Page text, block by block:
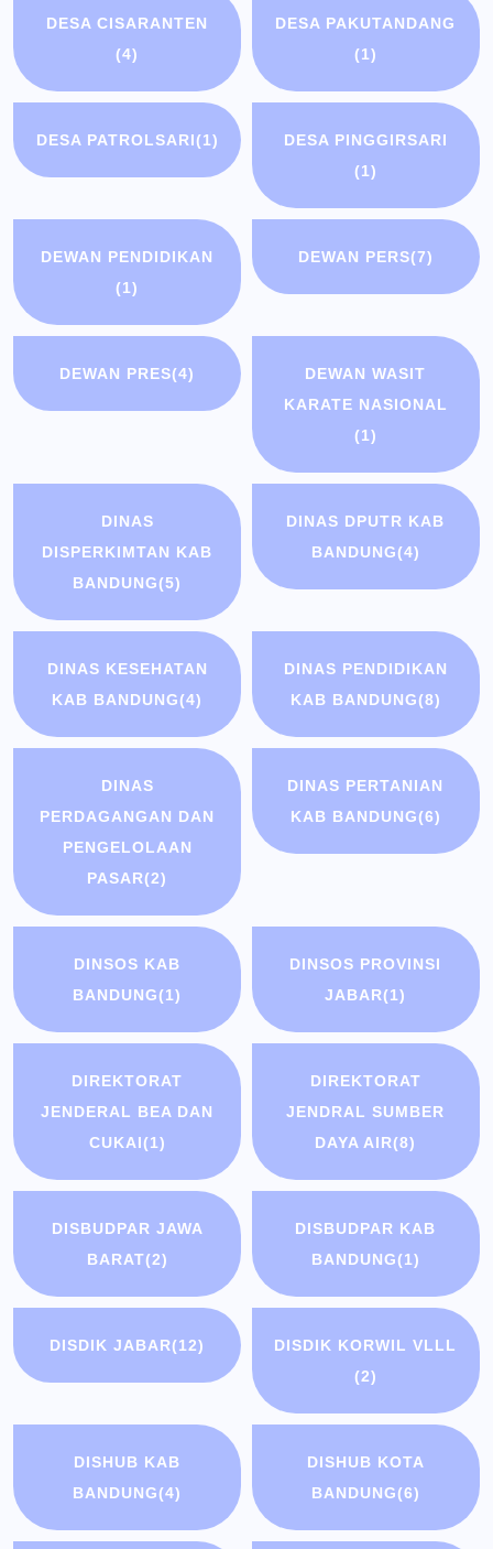
DESA CISARANTEN
(4)
DESA PAKUTANDANG
(1)
DESA PATROLSARI(1)
DESA PINGGIRSARI
(1)
DEWAN PENDIDIKAN
(1)
DEWAN PERS(7)
DEWAN PRES(4)
DEWAN WASIT
KARATE NASIONAL
(1)
DINAS
DISPERKIMTAN KAB
BANDUNG(5)
DINAS DPUTR KAB
BANDUNG(4)
DINAS KESEHATAN
KAB BANDUNG(4)
DINAS PENDIDIKAN
KAB BANDUNG(8)
DINAS
PERDAGANGAN DAN
PENGELOLAAN
PASAR(2)
DINAS PERTANIAN
KAB BANDUNG(6)
DINSOS KAB
BANDUNG(1)
DINSOS PROVINSI
JABAR(1)
DIREKTORAT
JENDERAL BEA DAN
CUKAI(1)
DIREKTORAT
JENDRAL SUMBER
DAYA AIR(8)
DISBUDPAR JAWA
BARAT(2)
DISBUDPAR KAB
BANDUNG(1)
DISDIK JABAR(12)
DISDIK KORWIL VLLL
(2)
DISHUB KAB
BANDUNG(4)
DISHUB KOTA
BANDUNG(6)